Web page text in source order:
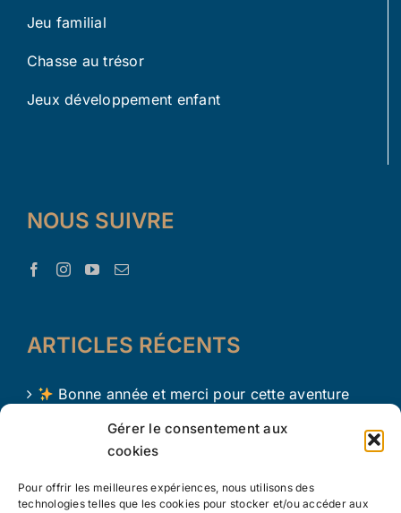
Gérer le consentement aux
cookies
Pour offrir les meilleures expériences, nous utilisons des
technologies telles que les cookies pour stocker et/ou accéder aux
Jeu familial
Chasse au trésor
Jeux développement enfant
NOUS SUIVRE
ARTICLES RÉCENTS
Bonne année et merci pour cette aventure
avec Le Trésor d’Aaron !
Le Trésor d Aaron en 2024 !
L’apprentissage par le jeu chez les tout petits